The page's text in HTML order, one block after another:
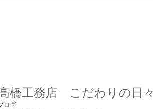
橋工務店 こだわりの日々
ログ